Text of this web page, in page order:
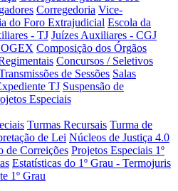
Corregedoria Vice-
do Foro Extrajudicial Escola da
- TJ Juízes Auxiliares - CGJ
Composição dos Órgãos
Concursos / Seletivos
de Sessões Salas
TJ Suspensão de
Especiais
Turmas Recursais Turma de
de Lei Núcleos de Justiça 4.0
de Correições Projetos Especiais 1º
Estatísticas do 1º Grau - Termojuris
1º Grau